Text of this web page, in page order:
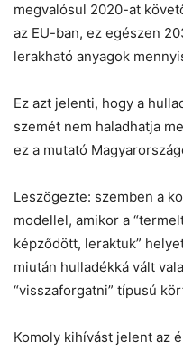
megvalósul 2020-at
az EU-ban, ez egészen
lerakható anyagok
Ez azt jelenti, hogy a
szemét nem haladhatja
ez a mutató
Leszögezte: szemben a
modellel, amikor a
képződött, leraktuk”
miután hulladékká vált
“visszaforgatni” típusú
Komoly kihívást jelent az